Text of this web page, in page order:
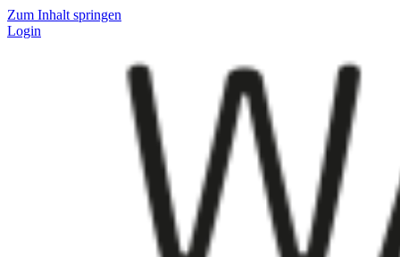
Zum Inhalt springen
Login